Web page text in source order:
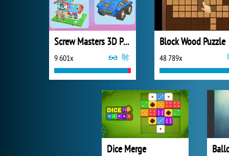
Screw Masters 3D Puzzle
9 601x
Block Wood Puzzle
48 789x
Dice Merge